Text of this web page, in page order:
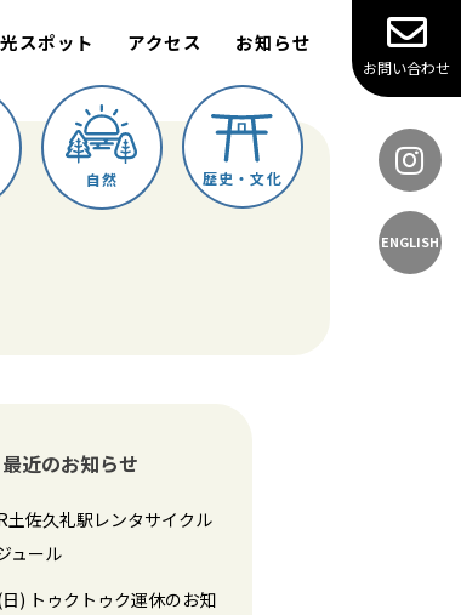
スポット アクセス お知らせ
お問い合わせ
ENGLISH
自然 歴史・文化
最近のお知らせ
土佐久礼駅レンタサイクル
ュール
) トゥクトゥク運休のお知